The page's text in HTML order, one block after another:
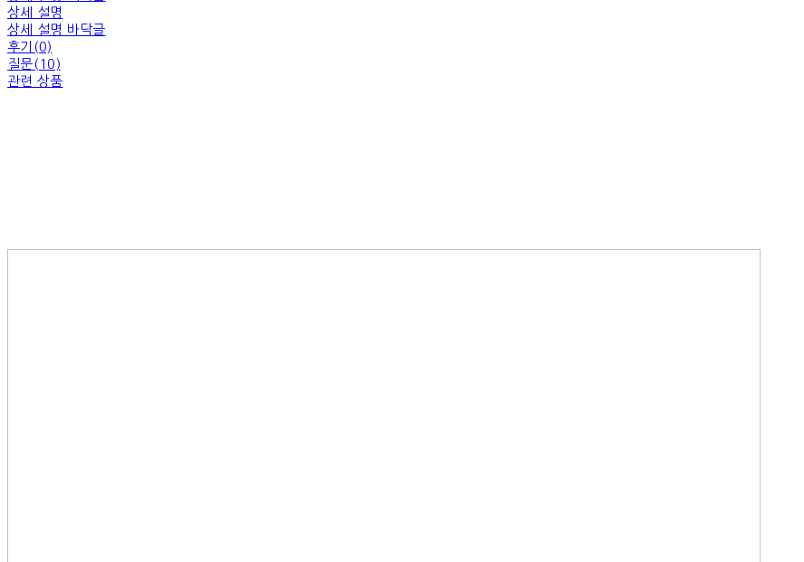
상세 설명
상세 설명 바닥글
후기(0)
질문(10)
관련 상품